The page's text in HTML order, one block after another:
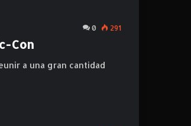
0 291
Con
a una gran cantidad